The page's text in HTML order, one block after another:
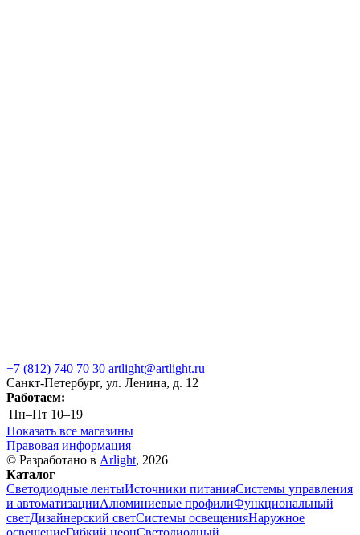
+7 (812) 740 70 30 artlight@artlight.ru
Санкт-Петербург, ул. Ленина, д. 12
Работаем:
Пн–Пт 10–19
Показать все магазины
Правовая информация
© Разработано в Arlight, 2026
Каталог
Светодиодные лентыИсточники питанияСистемы управления
и автоматизацииАлюминиевые профилиФункциональный
светДизайнерский светСистемы освещенияНаружное